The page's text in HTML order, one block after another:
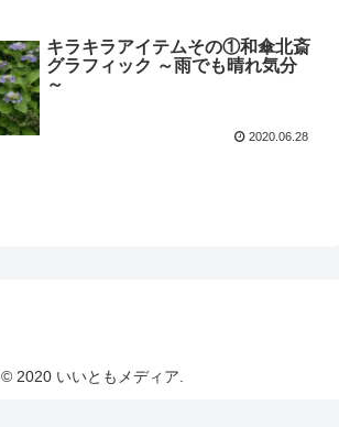
キラキラアイテムその①和傘北斎
グラフィック ～雨でも晴れ気分
～
2020.06.28
© 2020 いいともメディア.